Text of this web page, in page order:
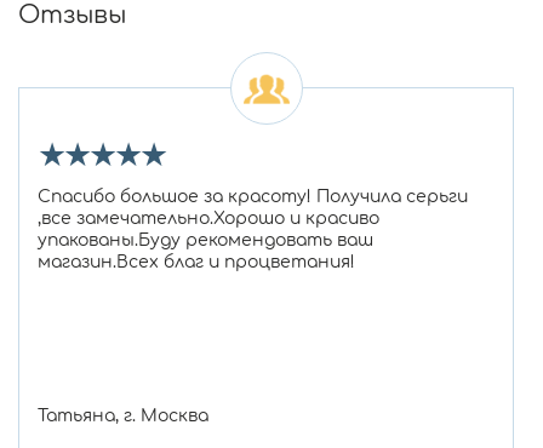
Отзывы
★★★★★
Спасибо большое за красоту! Получила серьги
,все замечательно.Хорошо и красиво
упакованы.Буду рекомендовать ваш
магазин.Всех благ и процветания!
Татьяна, г. Москва